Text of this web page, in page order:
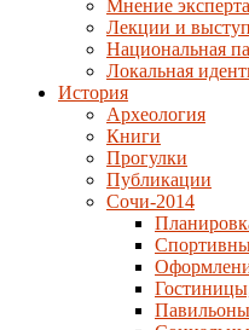
Мнение эксперта
Лекции и
Национальная
Локальная
История
Археология
Книги
Прогулки
Публикации
Сочи-2014
Павильоны